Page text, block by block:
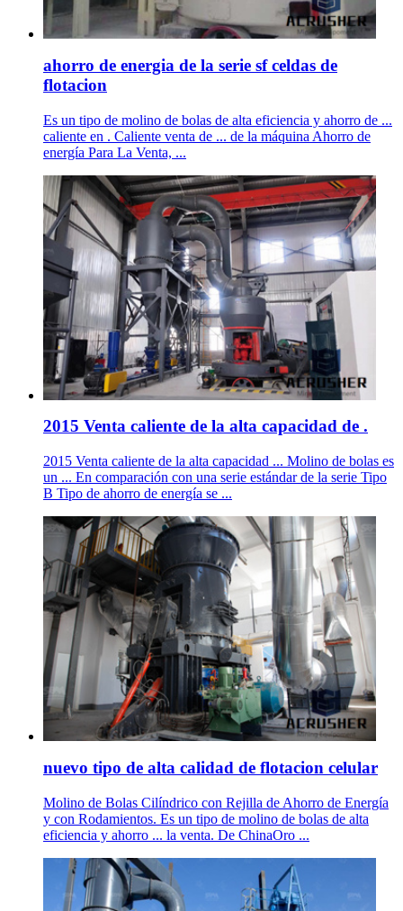
ahorro de energia de la serie sf celdas de
flotacion
Es un tipo de molino de bolas de alta eficiencia y ahorro de ...
caliente en . Caliente venta de ... de la máquina Ahorro de
energía Para La Venta, ...
2015 Venta caliente de la alta capacidad de .
2015 Venta caliente de la alta capacidad ... Molino de bolas es
un ... En comparación con una serie estándar de la serie Tipo
B Tipo de ahorro de energía se ...
nuevo tipo de alta calidad de flotacion celular
Molino de Bolas Cilíndrico con Rejilla de Ahorro de Energía
y con Rodamientos. Es un tipo de molino de bolas de alta
eficiencia y ahorro ... la venta. De ChinaOro ...